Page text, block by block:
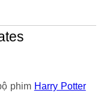
phim Harry Potter